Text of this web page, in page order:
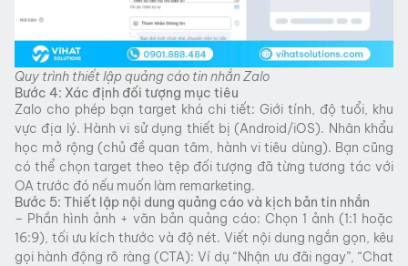
Quy trình thiết lập quảng cáo tin nhắn Zalo
Bước 4: Xác định đối tượng mục tiêu
Zalo cho phép bạn target khá chi tiết: Giới tính, độ tuổi, khu
vực địa lý. Hành vi sử dụng thiết bị (Android/iOS). Nhân khẩu
học mở rộng (chủ đề quan tâm, hành vi tiêu dùng). Bạn cũng
có thể chọn target theo tệp đối tượng đã từng tương tác với
OA trước đó nếu muốn làm remarketing.
Bước 5: Thiết lập nội dung quảng cáo và kịch bản tin nhắn
– Phần hình ảnh + văn bản quảng cáo: Chọn 1 ảnh (1:1 hoặc
16:9), tối ưu kích thước và độ nét. Viết nội dung ngắn gọn, kêu
gọi hành động rõ ràng (CTA): Ví dụ “Nhận ưu đãi ngay”, “Chat